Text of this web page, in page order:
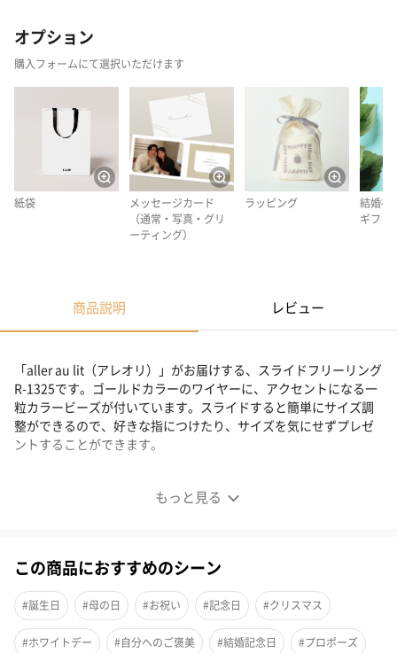
オプション
購入フォームにて選択いただけます
紙袋
メッセージカード
（通常・写真・グリ
ーティング）
ラッピング
結婚祝
ギフト
商品説明 レビュー
もっと見る
「aller au lit（アレオリ）」がお届けする、スライドフリーリング
R-1325です。ゴールドカラーのワイヤーに、アクセントになる一
粒カラービーズが付いています。スライドすると簡単にサイズ調
整ができるので、好きな指につけたり、サイズを気にせずプレゼ
ントすることができます。
ワイヤーデザインに一粒ビーズがキュートなリング
この商品におすすめのシーン
#誕生日 #母の日 #お祝い #記念日 #クリスマス
#ホワイトデー #自分へのご褒美 #結婚記念日 #プロポーズ